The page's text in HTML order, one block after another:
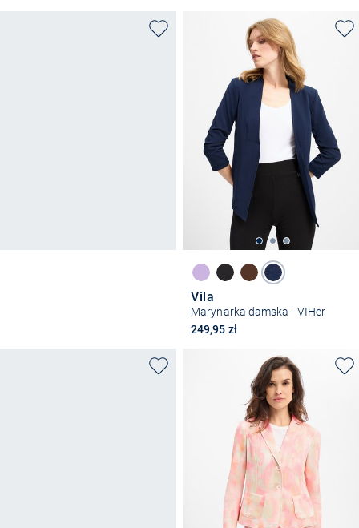
Vila
Marynarka damska - VIHer
249,95 zł